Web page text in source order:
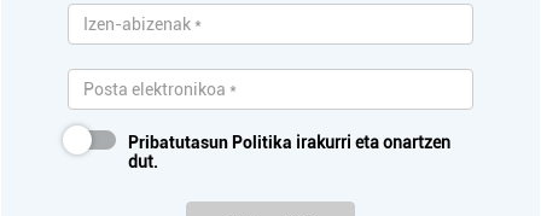
Pribatutasun Politika irakurri eta onartzen
dut.